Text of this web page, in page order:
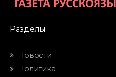
Разделы
Новости
Политика